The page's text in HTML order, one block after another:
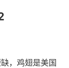
，鸡翅是美国